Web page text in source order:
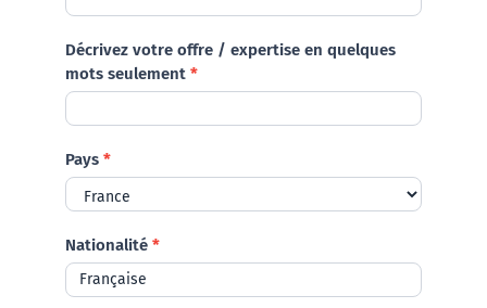
Décrivez votre offre / expertise en quelques
mots seulement *
Pays *
Nationalité *